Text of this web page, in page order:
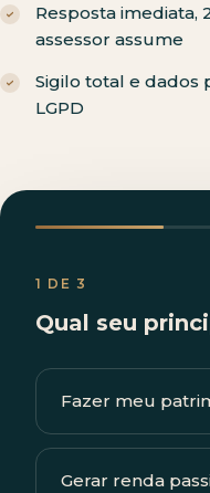
Resposta imediata,
assessor assume
Sigilo total e dados
LGPD
1 DE 3
Qual seu
Fazer meu
Gerar renda